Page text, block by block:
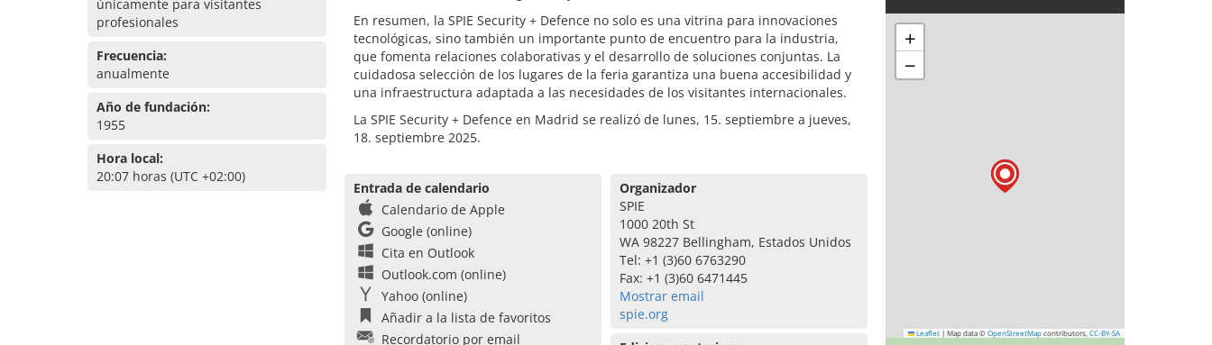
únicamente para visitantes
profesionales
Frecuencia:
anualmente
Año de fundación:
1955
Hora local:
20:07 horas (UTC +02:00)
En resumen, la SPIE Security + Defence no solo es una vitrina para innovaciones
tecnológicas, sino también un importante punto de encuentro para la industria,
que fomenta relaciones colaborativas y el desarrollo de soluciones conjuntas. La
cuidadosa selección de los lugares de la feria garantiza una buena accesibilidad y
una infraestructura adaptada a las necesidades de los visitantes internacionales.
La SPIE Security + Defence en Madrid se realizó de lunes, 15. septiembre a jueves,
18. septiembre 2025.
Entrada de calendario
Calendario de Apple
Google (online)
Cita en Outlook
Outlook.com (online)
Yahoo (online)
Añadir a la lista de favoritos
Recordatorio por email
Organizador
SPIE
1000 20th St
WA 98227 Bellingham, Estados Unidos
Tel: +1 (3)60 6763290
Fax: +1 (3)60 6471445
Mostrar email
spie.org
+
−
Leaflet | Map data © OpenStreetMap contributors, CC-BY-SA